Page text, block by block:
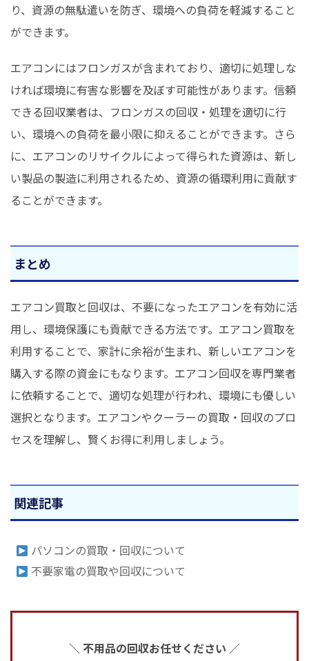
り、資源の無駄遣いを防ぎ、環境への負荷を軽減すること
ができます。
エアコンにはフロンガスが含まれており、適切に処理しな
ければ環境に有害な影響を及ぼす可能性があります。信頼
できる回収業者は、フロンガスの回収・処理を適切に行
い、環境への負荷を最小限に抑えることができます。さら
に、エアコンのリサイクルによって得られた資源は、新し
い製品の製造に利用されるため、資源の循環利用に貢献す
ることができます。
まとめ
エアコン買取と回収は、不要になったエアコンを有効に活
用し、環境保護にも貢献できる方法です。エアコン買取を
利用することで、家計に余裕が生まれ、新しいエアコンを
購入する際の資金にもなります。エアコン回収を専門業者
に依頼することで、適切な処理が行われ、環境にも優しい
選択となります。エアコンやクーラーの買取・回収のプロ
セスを理解し、賢くお得に利用しましょう。
関連記事
パソコンの買取・回収について
不要家電の買取や回収について
＼ 不用品の回収お任せください ／